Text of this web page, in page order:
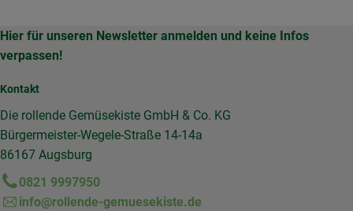
Hier für unseren Newsletter anmelden und keine Infos
verpassen!
Kontakt
Die rollende Gemüsekiste GmbH & Co. KG
Bürgermeister-Wegele-Straße 14-14a
86167 Augsburg
0821 9997950
info@rollende-gemuesekiste.de